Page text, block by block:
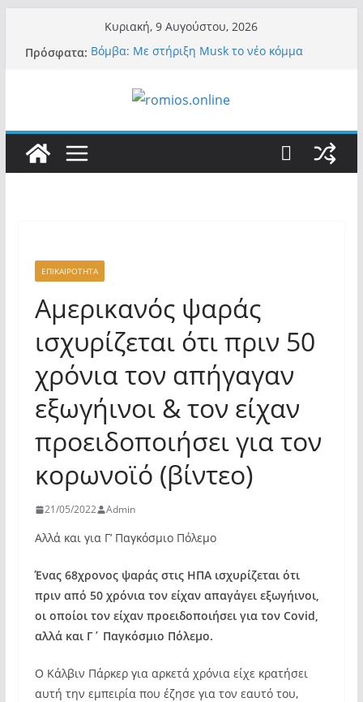
περιεχόμενο
Κυριακή, 9 Αυγούστου, 2026
Πρόσφατα: Βόμβα: Με στήριξη Musk το νέο κόμμα
πανικό, πατριωτικό τσουνάμι σαρώνει την
εγκλήματά του στην πανδημία – Στην Ελλάδα
τον έκαναν μέλος της Ακαδημίας Αθηνών!
Οι ρυθμιστές – Σαμαράς και Κασιδιάρης θα
το διεφθαρμένο σύστημα εξουσίας»
ΕΠΙΚΑΙΡΟΤΗΤΑ
Αμερικανός ψαράς
ισχυρίζεται ότι πριν 50
χρόνια τον απήγαγαν
εξωγήινοι & τον είχαν
προειδοποιήσει για τον
κορωνοϊό (βίντεο)
21/05/2022 Admin
Αλλά και για Γ’ Παγκόσμιο Πόλεμο
Ένας 68χρονος ψαράς στις ΗΠΑ ισχυρίζεται ότι
πριν από 50 χρόνια τον είχαν απαγάγει εξωγήινοι,
οι οποίοι τον είχαν προειδοποιήσει για τον Covid,
αλλά και Γ΄ Παγκόσμιο Πόλεμο.
Ο Κάλβιν Πάρκερ για αρκετά χρόνια είχε κρατήσει
αυτή την εμπειρία που έζησε για τον εαυτό του,